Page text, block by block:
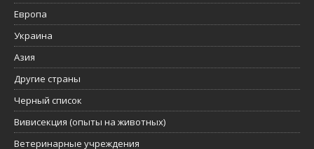
Европа
Украина
Азия
Другие страны
Черный список
Вивисекция (опыты на животных)
Ветеринарные учреждения